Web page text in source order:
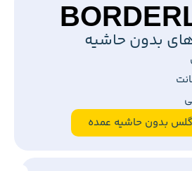
بدون حاشیه
بدون حاشیه عمده